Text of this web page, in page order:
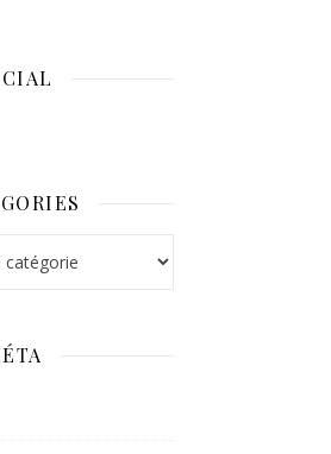
revesdefripouilles sur Facebook
de claire_revesdefripouilles sur